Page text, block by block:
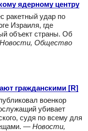
ядерному центру
ракетный удар по
Израиля, где
объект страны. Об
Новости, Общество
гражданскими [R]
военкор
убивает
судя по всему для
— Новости,